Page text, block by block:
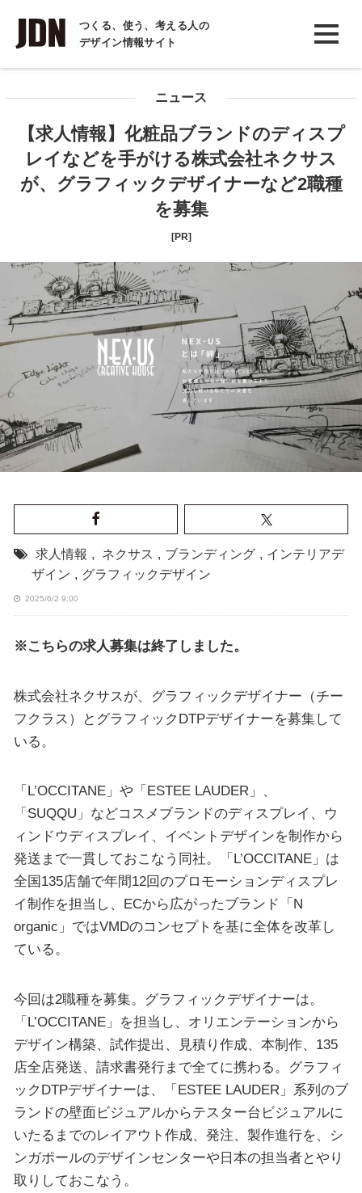
つくる、使う、考える人の
デザイン情報サイト
INTERVIEW
インタビュー
COLUMN
コラム
ニュース
【求人情報】化粧品ブランドのディスプ
レイなどを手がける株式会社ネクサス
が、グラフィックデザイナーなど2職種
を募集
[PR]
求人情報 , ネクサス , ブランディング , インテリアデ
ザイン , グラフィックデザイン
2025/6/2 9:00
※こちらの求人募集は終了しました。
株式会社ネクサスが、グラフィックデザイナー（チー
フクラス）とグラフィックDTPデザイナーを募集して
いる。
「L’OCCITANE」や「ESTEE LAUDER」、
「SUQQU」などコスメブランドのディスプレイ、ウ
ィンドウディスプレイ、イベントデザインを制作から
発送まで一貫しておこなう同社。「L’OCCITANE」は
全国135店舗で年間12回のプロモーションディスプレ
イ制作を担当し、ECから広がったブランド「N
organic」ではVMDのコンセプトを基に全体を改革し
ている。
今回は2職種を募集。グラフィックデザイナーは。
「L’OCCITANE」を担当し、オリエンテーションから
デザイン構築、試作提出、見積り作成、本制作、135
店全店発送、請求書発行まで全てに携わる。グラフィ
ックDTPデザイナーは、「ESTEE LAUDER」系列のブ
ランドの壁面ビジュアルからテスター台ビジュアルに
いたるまでのレイアウト作成、発注、製作進行を、シ
ンガポールのデザインセンターや日本の担当者とやり
取りしておこなう。